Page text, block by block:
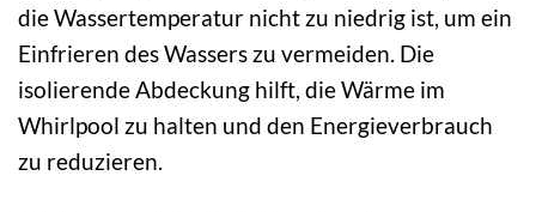
die Wassertemperatur nicht zu niedrig ist, um ein
Einfrieren des Wassers zu vermeiden. Die
isolierende Abdeckung hilft, die Wärme im
Whirlpool zu halten und den Energieverbrauch
zu reduzieren.